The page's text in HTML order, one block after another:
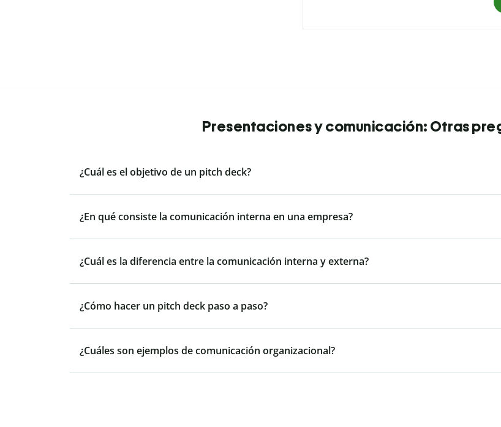
Presentaciones y comunicación: Otras
¿Cuál es el objetivo de un pitch deck?
¿En qué consiste la comunicación interna en una empresa?
¿Cuál es la diferencia entre la comunicación interna y externa?
¿Cómo hacer un pitch deck paso a paso?
¿Cuáles son ejemplos de comunicación organizacional?